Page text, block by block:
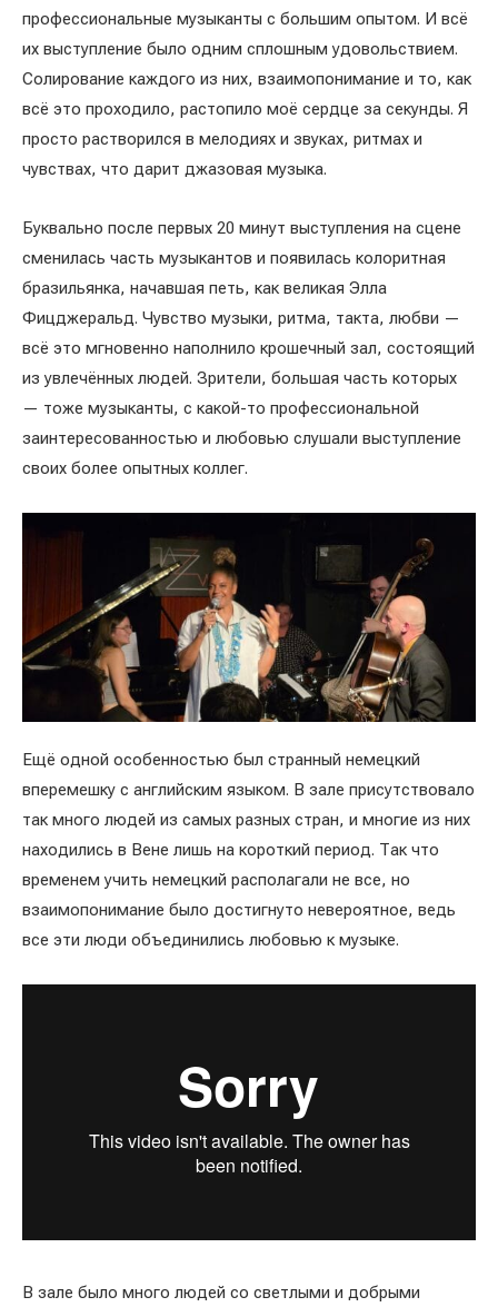
профессиональные музыканты с большим опытом. И всё
их выступление было одним сплошным удовольствием.
Солирование каждого из них, взаимопонимание и то, как
всё это проходило, растопило моё сердце за секунды. Я
просто растворился в мелодиях и звуках, ритмах и
чувствах, что дарит джазовая музыка.
Буквально после первых 20 минут выступления на сцене
сменилась часть музыкантов и появилась колоритная
бразильянка, начавшая петь, как великая Элла
Фицджеральд. Чувство музыки, ритма, такта, любви —
всё это мгновенно наполнило крошечный зал, состоящий
из увлечённых людей. Зрители, большая часть которых
— тоже музыканты, с какой-то профессиональной
заинтересованностью и любовью слушали выступление
своих более опытных коллег.
Ещё одной особенностью был странный немецкий
вперемешку с английским языком. В зале присутствовало
так много людей из самых разных стран, и многие из них
находились в Вене лишь на короткий период. Так что
временем учить немецкий располагали не все, но
взаимопонимание было достигнуто невероятное, ведь
все эти люди объединились любовью к музыке.
В зале было много людей со светлыми и добрыми